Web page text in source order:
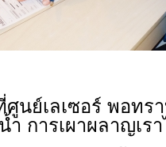
ศูนย์เลเซอร์ พอทร
ำ การเผาผลาญเร